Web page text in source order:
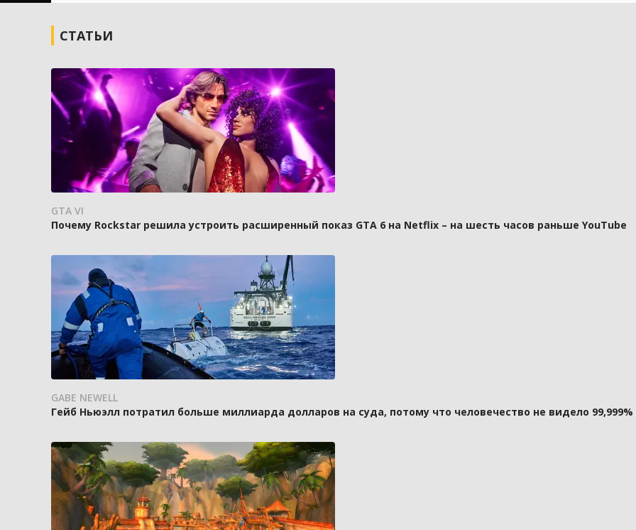
СТАТЬИ
GTA VI
Почему Rockstar решила устроить расширенный показ GTA 6 на Netflix – на шесть часов раньше YouTube
GABE NEWELL
Гейб Ньюэлл потратил больше миллиарда долларов на суда, потому что человечество не видело